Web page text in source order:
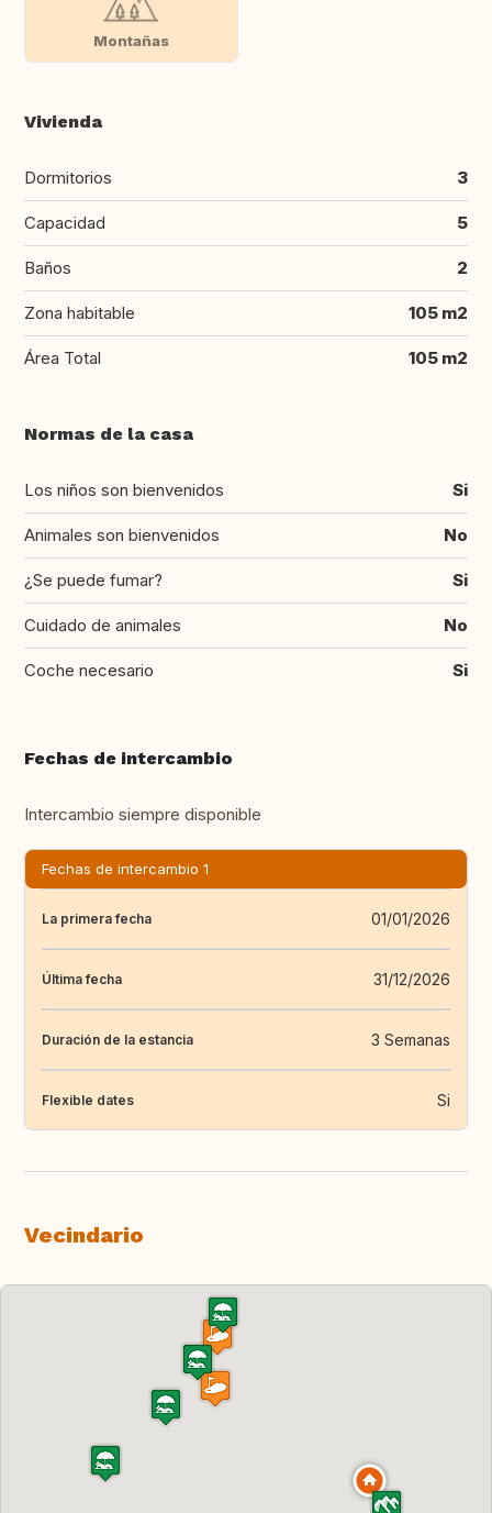
Montañas
Vivienda
Dormitorios 3
Capacidad 5
Baños 2
Zona habitable 105 m2
Área Total 105 m2
Normas de la casa
Los niños son bienvenidos Si
Animales son bienvenidos No
¿Se puede fumar? Si
Cuidado de animales No
Coche necesario Si
Fechas de intercambio
Intercambio siempre disponible
Fechas de intercambio 1
La primera fecha 01/01/2026
Última fecha 31/12/2026
Duración de la estancia 3 Semanas
Flexible dates Si
Vecindario